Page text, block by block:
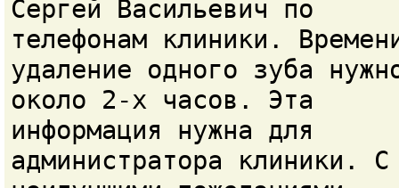
Сергей Васильевич по
телефонам клиники.
удаление одного зуба
около 2-х часов. Эта
информация нужна для
администратора клиники. С